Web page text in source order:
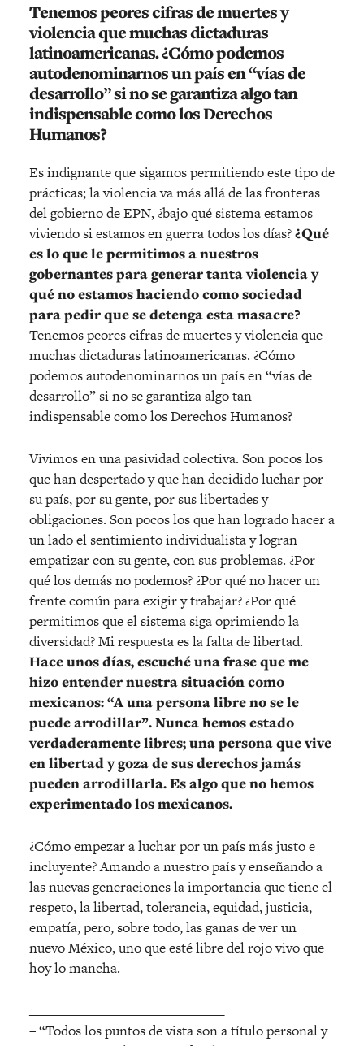
Tenemos peores cifras de muertes y
violencia que muchas dictaduras
latinoamericanas. ¿Cómo podemos
autodenominarnos un país en “vías de
desarrollo” si no se garantiza algo tan
indispensable como los Derechos
Humanos?
Es indignante que sigamos permitiendo este tipo de
prácticas; la violencia va más allá de las fronteras
del gobierno de EPN, ¿bajo qué sistema estamos
viviendo si estamos en guerra todos los días?¿Qué
es lo que le permitimos a nuestros
gobernantes para generar tanta violencia y
qué no estamos haciendo como sociedad
para pedir que se detenga esta masacre?
Tenemos peores cifras de muertes y violencia que
muchas dictaduras latinoamericanas. ¿Cómo
podemos autodenominarnos un país en “vías de
desarrollo” si no se garantiza algo tan
indispensable como los Derechos Humanos?
Vivimos en una pasividad colectiva. Son pocos los
que han despertado y que han decidido luchar por
su país, por su gente, por sus libertades y
obligaciones. Son pocos los que han logrado hacer a
un lado el sentimiento individualista y logran
empatizar con su gente, con sus problemas. ¿Por
qué los demás no podemos? ¿Por qué no hacer un
frente común para exigir y trabajar? ¿Por qué
permitimos que el sistema siga oprimiendo la
diversidad? Mi respuesta es la falta de libertad.
Hace unos días, escuché una frase que me
hizo entender nuestra situación como
mexicanos: “A una persona libre no se le
puede arrodillar”. Nunca hemos estado
verdaderamente libres; una persona que vive
en libertad y goza de sus derechos jamás
pueden arrodillarla. Es algo que no hemos
experimentado los mexicanos.
¿Cómo empezar a luchar por un país más justo e
incluyente? Amando a nuestro país y enseñando a
las nuevas generaciones la importancia que tiene el
respeto, la libertad, tolerancia, equidad, justicia,
empatía, pero, sobre todo, las ganas de ver un
nuevo México, uno que esté libre del rojo vivo que
hoy lo mancha.
______________________________
– “Todos los puntos de vista son a título personal y